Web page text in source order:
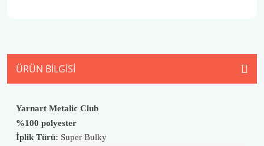
ÜRÜN BILGISI
Yarnart Metalic Club
%100 polyester
İplik Türü: Super Bulky